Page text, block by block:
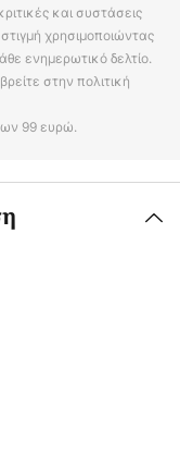
και συστάσεις
χρησιμοποιώντας
ενημερωτικό δελτίο.
στην πολιτική
99 ευρώ.